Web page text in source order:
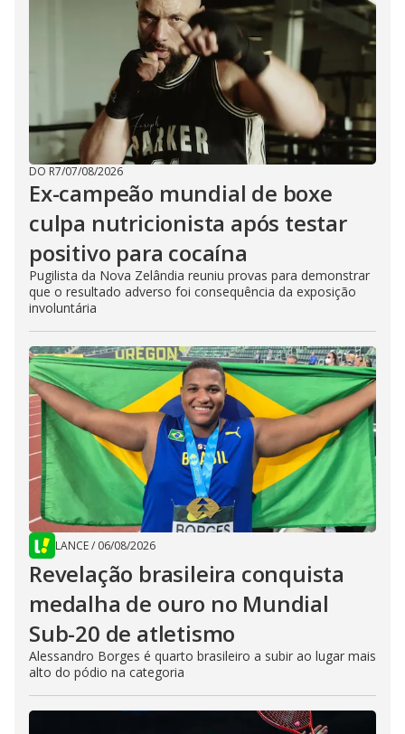
DO R7/07/08/2026
Ex-campeão mundial de boxe
culpa nutricionista após testar
positivo para cocaína
Pugilista da Nova Zelândia reuniu provas para demonstrar
que o resultado adverso foi consequência da exposição
involuntária
LANCE/ 06/08/2026
Revelação brasileira conquista
medalha de ouro no Mundial
Sub-20 de atletismo
Alessandro Borges é quarto brasileiro a subir ao lugar mais
alto do pódio na categoria